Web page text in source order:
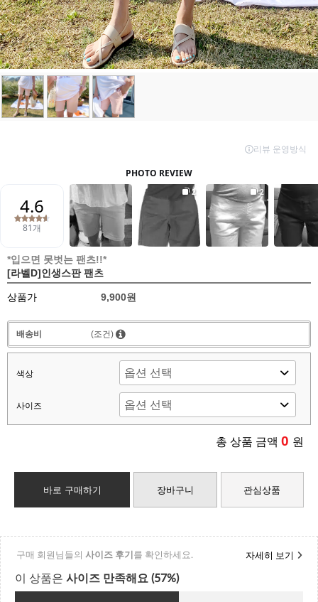
*입으면 못벗는 팬츠!!*
[라벨D]인생스판 팬츠
상품가 9,900원
배송비 (조건)
색상
사이즈
총 상품 금액 0 원
바로 구매하기 장바구니 관심상품